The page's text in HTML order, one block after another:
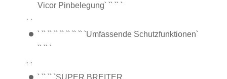
Vicor Pinbelegung` `` `` `
` `
` `` `` `` `` `` `` `` `Umfassende Schutzfunktionen`
`` `` `
` `